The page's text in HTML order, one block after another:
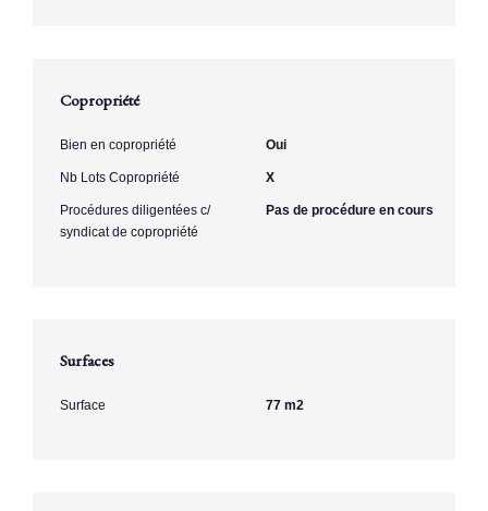
Copropriété
Bien en copropriété Oui
Nb Lots Copropriété X
Procédures diligentées c/
syndicat de copropriété
Pas de procédure en cours
Surfaces
Surface 77 m2